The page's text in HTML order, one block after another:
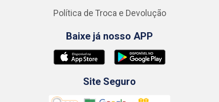
Política de Troca e Devolução
Baixe já nosso APP
Site Seguro